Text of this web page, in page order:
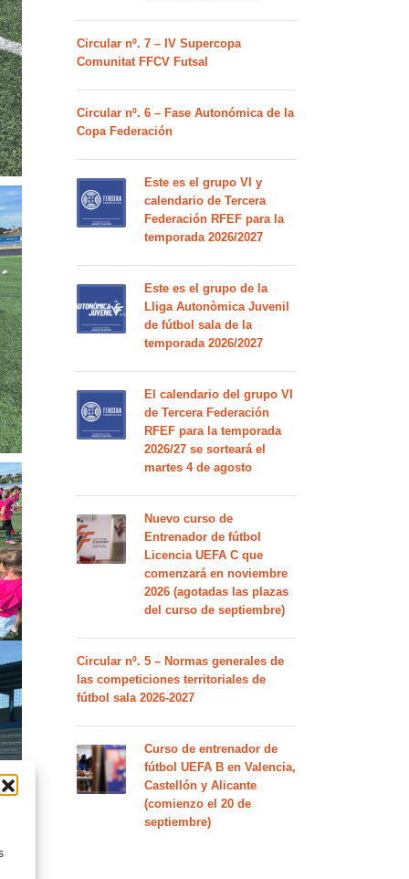
Circular nº. 7 – IV Supercopa
Comunitat FFCV Futsal
Circular nº. 6 – Fase Autonómica de la
Copa Federación
Este es el grupo VI y
calendario de Tercera
Federación RFEF para la
temporada 2026/2027
Este es el grupo de la
Lliga Autonòmica Juvenil
de fútbol sala de la
temporada 2026/2027
El calendario del grupo VI
de Tercera Federación
RFEF para la temporada
2026/27 se sorteará el
martes 4 de agosto
Nuevo curso de
Entrenador de fútbol
Licencia UEFA C que
comenzará en noviembre
2026 (agotadas las plazas
del curso de septiembre)
Circular nº. 5 – Normas generales de
las competiciones territoriales de
fútbol sala 2026-2027
Curso de entrenador de
fútbol UEFA B en Valencia,
Castellón y Alicante
(comienzo el 20 de
septiembre)